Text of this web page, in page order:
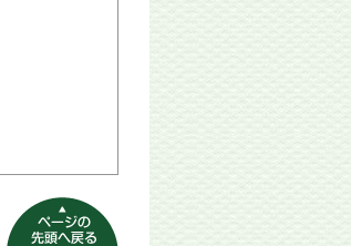
ページの先頭へ
戻る